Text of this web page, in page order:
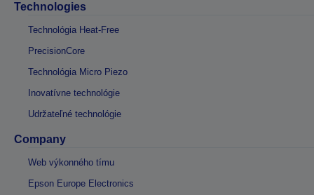
Technologies
Technológia Heat-Free
PrecisionCore
Technológia Micro Piezo
Inovatívne technológie
Udržateľné technológie
Company
Web výkonného tímu
Epson Europe Electronics